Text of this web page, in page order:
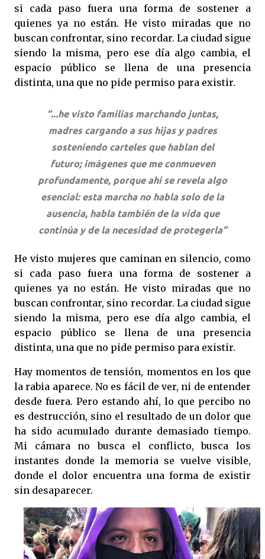
si cada paso fuera una forma de sostener a
quienes ya no están. He visto miradas que no
buscan confrontar, sino recordar. La ciudad sigue
siendo la misma, pero ese día algo cambia, el
espacio público se llena de una presencia
distinta, una que no pide permiso para existir.
“...he visto familias marchando juntas,
madres cargando a sus hijas y padres
sosteniendo carteles que hablan del
futuro; imágenes que me conmueven
profundamente, porque ahí se revela algo
esencial: esta marcha no habla solo de la
ausencia, habla también de la vida que
continúa y de la necesidad de protegerla”
He visto mujeres que caminan en silencio, como
si cada paso fuera una forma de sostener a
quienes ya no están. He visto miradas que no
buscan confrontar, sino recordar. La ciudad sigue
siendo la misma, pero ese día algo cambia, el
espacio público se llena de una presencia
distinta, una que no pide permiso para existir.
Hay momentos de tensión, momentos en los que
la rabia aparece. No es fácil de ver, ni de entender
desde fuera. Pero estando ahí, lo que percibo no
es destrucción, sino el resultado de un dolor que
ha sido acumulado durante demasiado tiempo.
Mi cámara no busca el conflicto, busca los
instantes donde la memoria se vuelve visible,
donde el dolor encuentra una forma de existir
sin desaparecer.